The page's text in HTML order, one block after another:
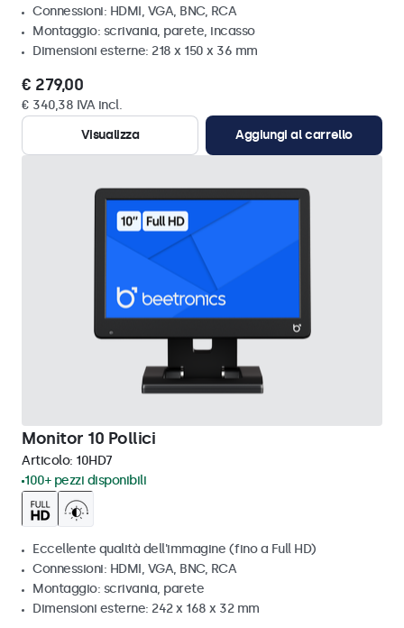
Connessioni: HDMI, VGA, BNC, RCA
Montaggio: scrivania, parete, incasso
Dimensioni esterne: 218 x 150 x 36 mm
€ 279,00
€ 340,38 IVA incl.
Visualizza
Aggiungi al carrello
Monitor 10 Pollici
Articolo: 10HD7
100+ pezzi disponibili
Eccellente qualità dell'immagine (fino a Full HD)
Connessioni: HDMI, VGA, BNC, RCA
Montaggio: scrivania, parete
Dimensioni esterne: 242 x 168 x 32 mm